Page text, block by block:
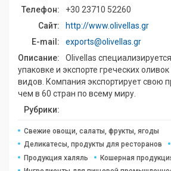
Телефон:
+30 23710 52260
Сайт:
http://www.olivellas.gr
E-mail:
exports@olivellas.gr
Описание:
Olivellas
упаковке и экспорте греческих
видов. Компания экспортирует свою
чем в 60 стран по всему миру.
Рубрики:
Свежие овощи, салаты, фрукты, ягоды
Деликатесы, продукты для ресторанов
Продукция халяль
Кошерная